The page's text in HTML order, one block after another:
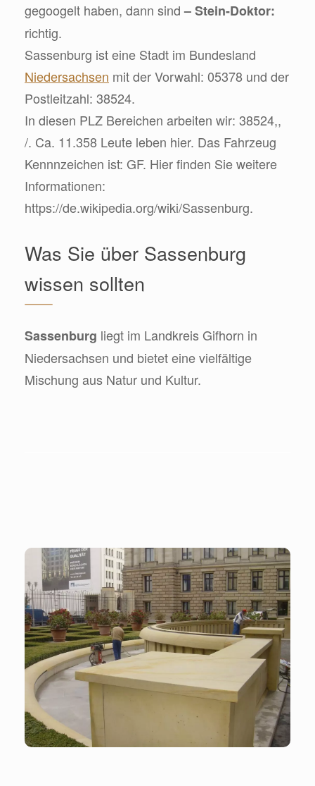
gegoogelt haben, dann sind– Stein-Doktor:
richtig.
Sassenburg ist eine Stadt im Bundesland
Niedersachsen mit der Vorwahl: 05378 und der
Postleitzahl: 38524.
In diesen PLZ Bereichen arbeiten wir: 38524,,
/. Ca. 11.358 Leute leben hier. Das Fahrzeug
Kennnzeichen ist: GF. Hier finden Sie weitere
Informationen:
https://de.wikipedia.org/wiki/Sassenburg.
Was Sie über Sassenburg
wissen sollten
Sassenburg liegt im Landkreis Gifhorn in
Niedersachsen und bietet eine vielfältige
Mischung aus Natur und Kultur.